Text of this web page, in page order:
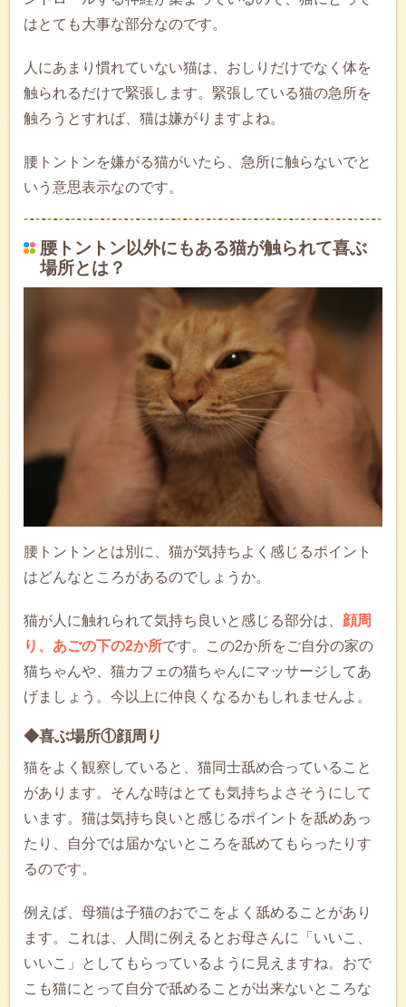
はとても大事な部分なのです。
人にあまり慣れていない猫は、おしりだけでなく体を
触られるだけで緊張します。緊張している猫の急所を
触ろうとすれば、猫は嫌がりますよね。
腰トントンを嫌がる猫がいたら、急所に触らないでと
いう意思表示なのです。
腰トントン以外にもある猫が触られて喜ぶ
場所とは？
腰トントンとは別に、猫が気持ちよく感じるポイント
はどんなところがあるのでしょうか。
猫が人に触れられて気持ち良いと感じる部分は、 顔周
り、あごの下の2か所です。この2か所をご自分の家の
猫ちゃんや、猫カフェの猫ちゃんにマッサージしてあ
げましょう。今以上に仲良くなるかもしれませんよ。
◆喜ぶ場所①顔周り
猫をよく観察していると、猫同士舐め合っていること
があります。そんな時はとても気持ちよさそうにして
います。猫は気持ち良いと感じるポイントを舐めあっ
たり、自分では届かないところを舐めてもらったりす
るのです。
例えば、母猫は子猫のおでこをよく舐めることがあり
ます。これは、人間に例えるとお母さんに「いいこ、
いいこ」としてもらっているように見えますね。おで
こも猫にとって自分で舐めることが出来ないところな